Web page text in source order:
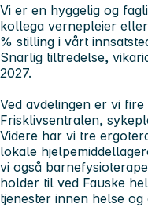
Vi er en hyggelig og
kollega vernepleier
% stilling i vårt
Snarlig tiltredelse,
2027.
Ved avdelingen er vi
Frisklivsentralen,
Videre har vi tre
lokale
vi også
holder til ved Fauske
tjenester innen helse og